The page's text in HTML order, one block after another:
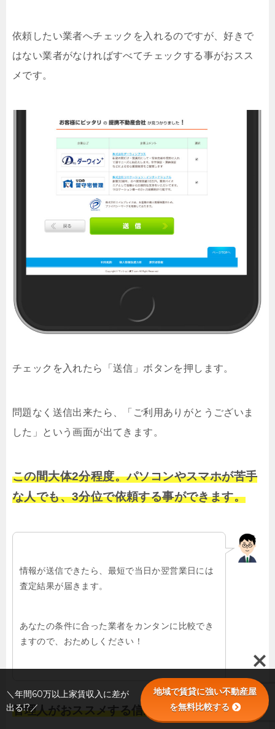
依頼したい業者へチェックを入れるのですが、好きで
はない業者がなければすべてチェックする事がおスス
メです。
チェックを入れたら「送信」ボタンを押します。
問題なく送信出来たら、「ご利用ありがとうございま
した」という画面が出てきます。
この間大体2分程度。パソコンやスマホが苦手
な人でも、3分位で依頼する事ができます。
情報が送信できたら、最短で当日か翌営業日には
査定結果が届きます。
あなたの条件に合った業者をカンタンに比較でき
ますので、おためしください！
管理人がおススメする信頼できる業者を探せる
＼年間60万以上家賃収入に差が
出る!?／
地域で賃貸に強い不動産屋
を無料比較する